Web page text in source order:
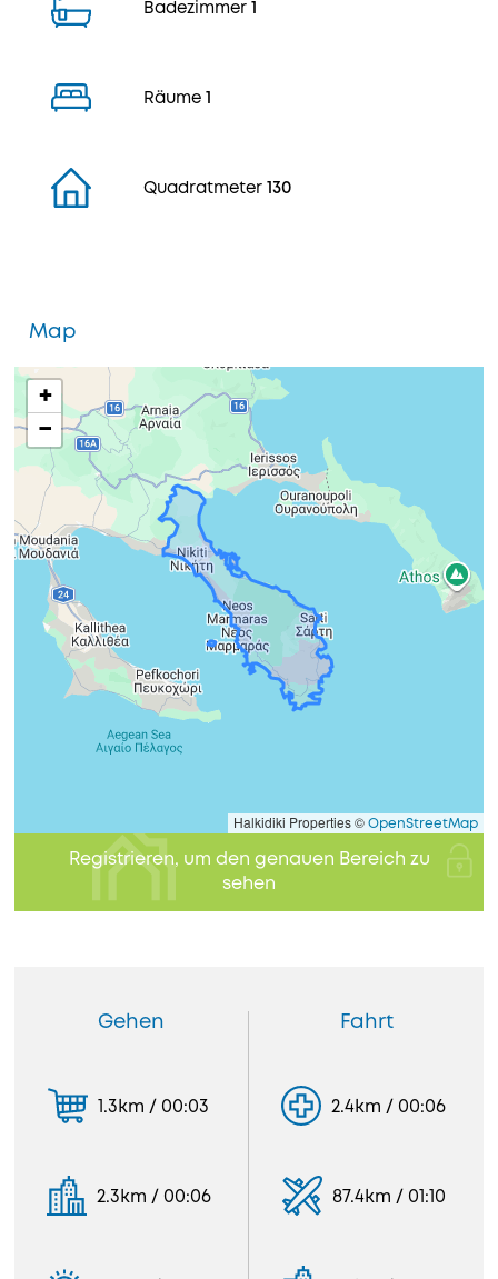
Badezimmer
Räume
Quadratmeter 130
Map
+
−
Halkidiki Properties © OpenStreetMap
Registrieren, um den genauen Bereich zu
sehen
Gehen
1.3km / 00:03
2.3km / 00:06
Fahrt
2.4km / 00:06
87.4km / 01:10